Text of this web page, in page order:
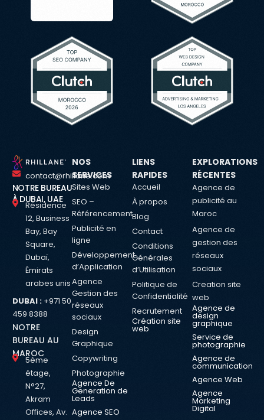
contact@rhillane.com
NOTRE BUREAU
À DUBAI, UAE
Résidence
12, Business
Bay, Bay
Square,
Dubaï,
Émirats
arabes unis
DUBAI :+971 50
459 8388
NOTRE
BUREAU AU
MAROC
5ème
étage,
N°27,
Akram
Offices, Av.
NOS
SERVICES
Sites Web
SEO –
Référencement
Publicité en
ligne
Développement
d’Application
Agence
Gestion des
réseaux
sociaux
Design
Graphique
Copywriting
Photographie
Agence De
Generation de
Leads
Agence SEO
LIENS
RAPIDES
Accueil
À propos
Blog
Contact
Conditions
Générales
d’Utilisation
Politique de
Confidentialité
Recrutement
Création site
web
EXPLORATIONS
RÉCENTES
Agence de
publicité au
Maroc
Agence de
gestion des
réseaux
sociaux
Creation site
web
Agence de
design
graphique
Service de
photographie
Agence de
communication
Agence Web
Agence
Marketing
Digital